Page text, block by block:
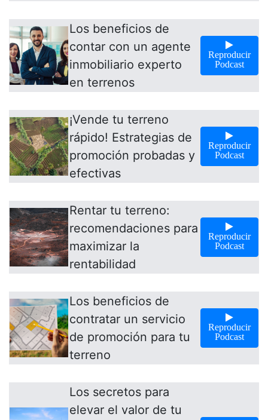
Los beneficios de
contar con un agente
inmobiliario experto
en terrenos
Reproducir
Podcast
¡Vende tu terreno
rápido! Estrategias de
promoción probadas y
efectivas
Reproducir
Podcast
Rentar tu terreno:
recomendaciones para
maximizar la
rentabilidad
Reproducir
Podcast
Los beneficios de
contratar un servicio
de promoción para tu
terreno
Reproducir
Podcast
Los secretos para
elevar el valor de tu